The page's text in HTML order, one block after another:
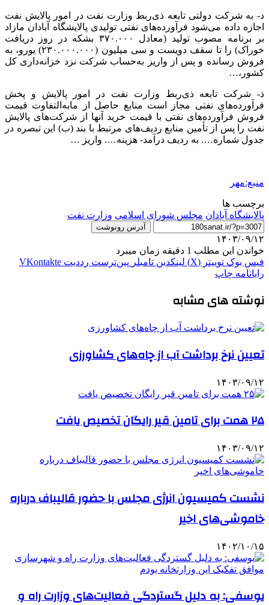
د- به شرکت دولتی تابعه ذی‌ربط وزارت نفت در امور پالایش نفت
اجازه داده می‌شود فرآورده‌های نفتی تولیدی پالایشگاه آبادان مازاد
بر برنامه مصوب تولید (معادل
بشکه در روز دریافت
خوراک) را تا سقف دویست و سی میلیون (۲۳۰.۰۰۰.۰۰۰) یورو، به
فروش رسانده و پس از واریز به‌حساب شرکت نزد خزانه‌داری کل
کشور،…
ذ- شرکت تابعه ذی‌ربط وزارت نفت در امور پالایش و پخش
فرآورده‌های نفتی مجاز است منابع حاصل از مابه‌التفاوت قیمت
فروش فرآورده‌های نفتی با قیمت خرید آنها از شرکت‌های پالایش
نفت را پس از تأمین منابع ردیف‌های مرتبط با بند (ب) این تبصره در
جدول شماره…. به ردیف درآمد- هزینه…. واریز …
منبع:مهر
برچسب ها
پالایشگاه آبادان مجلس شورای اسلامی وزارت نفت
آدرس رونوشت
۱۴۰۳/۰۹/۱۲
خواندن این مطلب 1 دقیقه زمان میبرد
فیس بوک توییتر (X) لینکدین ‫تامبلر ‫پین‌ترست ‫رددیت ‫VKontakte
رایانامه چاپ
نوشته های مشابه
تعیین نرخ برداشت آب از چاه‌های کشاورزی
۱۴۰۳/۰۹/۱۲
۲۵ همت برای تامین قیر رایگان تخصیص یافت
۱۴۰۳/۰۹/۱۲
نشست کمیسیون انرژی مجلس با حضور قالیباف درباره
خاموشی‌های اخیر
۱۴۰۲/۱۰/۱۵
یوسفی: به دلیل گستردگی فعالیت‌های وزارت راه و